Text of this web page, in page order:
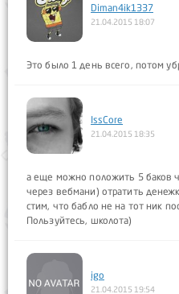
Diman4ik1337
21.04.2015 18:07
Это было 1 день всего, потом
IssCore
21.04.2015 18:35
а еще можно положить 5 баков
через вебмани) отратить
стим, что бабло не на тот ник
Пользуйтесь, школота)
igo
21.04.2015 19:54